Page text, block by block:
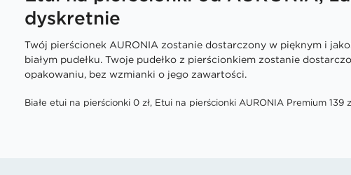
dyskretnie
Twój pierścionek AURONIA zostanie dostarczony w pięknym i
białym pudełku. Twoje pudełko z pierścionkiem zostanie
opakowaniu, bez wzmianki o jego zawartości.
Białe etui na pierścionki 0 zł, Etui na pierścionki AURONIA Premium 139